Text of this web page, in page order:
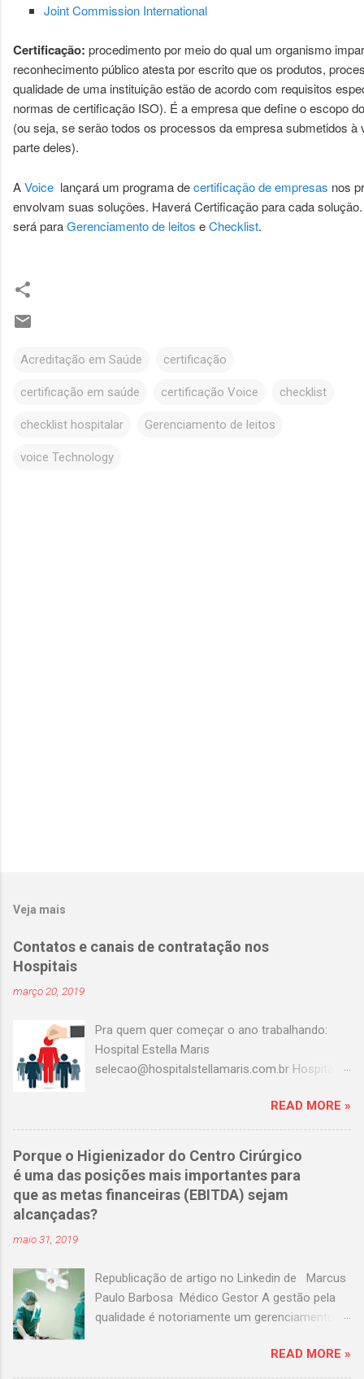
Joint Commission International
​Certificação: procedimento por meio do qual um organismo
reconhecimento público atesta por escrito que os produtos,
qualidade de uma instituição estão de acordo com requisitos
normas de certificação ISO). É a empresa que define o escopo
(ou seja, se serão todos os processos da empresa submetidos à
parte deles).
AVoice lançará um programa decertificação de empresas nos
envolvam suas soluções. Haverá Certificação para cada
será paraGerenciamento de leitos eChecklist.
Acreditação em Saúde certificação
certificação em saúde certificação Voice checklist
checklist hospitalar Gerenciamento de leitos
voice Technology
Veja mais
Contatos e canais de contratação nos
Hospitais
março 20, 2019
Pra quem quer começar o ano trabalhando:
Hospital Estella Maris
selecao@hospitalstellamaris.com.br Hospital
Master clin contato@masterclin.com.br Prevent
Senior selecao@preventsenior.com.br
rh.kelly@preventsenior.com.br Hospital Dante
Pazzanese curriculum@dantepazzanese.org.br
Unimed Paulistana
Anna.Cardieri@unimedpaulistana.com.br
enfermagem@hospitalamerica.com.br
rh@hospitalamerica.com.br Hospital previna
atendimento@hospitalprevina.com.br
READ MORE »
Porque o Higienizador do Centro Cirúrgico
é uma das posições mais importantes para
que as metas financeiras (EBITDA) sejam
alcançadas?
maio 31, 2019
Republicação de artigo no Linkedin de Marcus
Paulo Barbosa Médico Gestor A gestão pela
qualidade é notoriamente um gerenciamento
serviços de qualquer empresa, focando em
cada fluxo e processo existente nos negócios.
READ MORE »